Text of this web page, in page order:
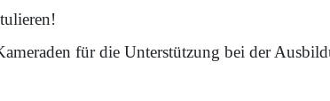
für die Unterstützung bei der